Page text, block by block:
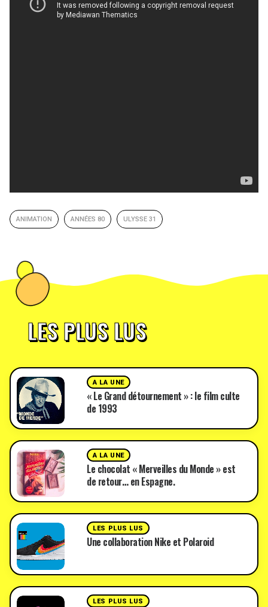
ANIMATION ANNÉES 80 ULYSSE 31
LES PLUS LUS
A LA UNE
« Le Grand détournement » : le film culte
de 1993
A LA UNE
Le chocolat « Merveilles du Monde » est
de retour… en Espagne.
LES PLUS LUS
Une collaboration Nike et Polaroid
LES PLUS LUS